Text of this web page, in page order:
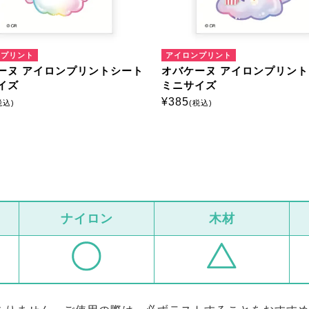
リント
ヌ アイロンプリントシート
ズ
込)
アイロンプリント
オバケーヌ アイロンプリン
ミニサイズ
¥385(税込)
ナイロン 木材